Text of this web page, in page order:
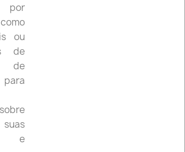
Filtro De Óleo HF117
por
ou
de
de
para
e